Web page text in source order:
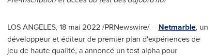
LOS ANGELES, 18 mai 2022/PRNewswire/ -- Netmarble, un
développeur et éditeur de premier plan d'expériences de
jeu de haute qualité, a annoncé un test alpha pour